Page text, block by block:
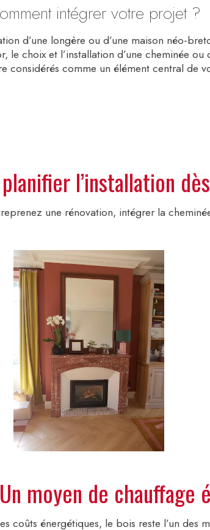
intégrer votre projet ?
d’une longère ou d’une maison néo-
le choix et l’installation d’une cheminée ou
considérés comme un élément central de
l’installation
une rénovation, intégrer la
moyen de
coûts énergétiques, le bois reste l’un